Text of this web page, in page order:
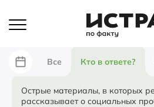
Все Кто в ответе?
Острые материалы, в которых
рассказывает о социальных